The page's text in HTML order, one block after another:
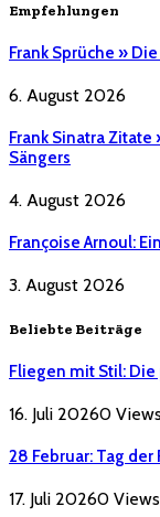
Empfehlungen
Frank Sprüche »
6. August 2026
Frank Sinatra
Sängers
4. August 2026
Françoise Arnoul:
3. August 2026
Beliebte Beiträge
Fliegen mit Stil:
16. Juli 20260 Views
28 Februar: Tag
17. Juli 20260 Views